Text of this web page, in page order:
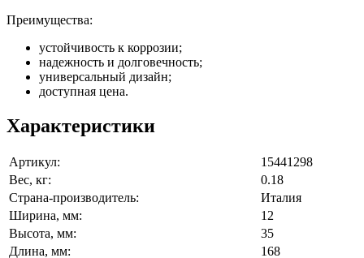
Преимущества:
устойчивость к коррозии;
надежность и долговечность;
универсальный дизайн;
доступная цена.
Характеристики
Артикул:
15441298
Вес, кг:
0.18
Страна-производитель:
Италия
Ширина, мм:
12
Высота, мм:
35
Длина, мм:
168